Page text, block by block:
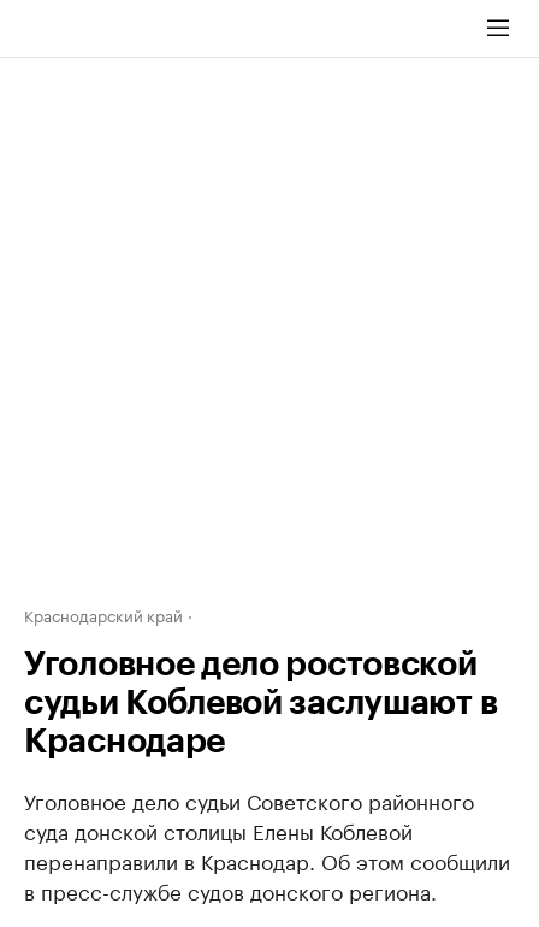
Краснодарский край
Уголовное дело ростовской
судьи Коблевой заслушают в
Краснодаре
Уголовное дело судьи Советского районного
суда донской столицы Елены Коблевой
перенаправили в Краснодар. Об этом сообщили
в пресс-службе судов донского региона.